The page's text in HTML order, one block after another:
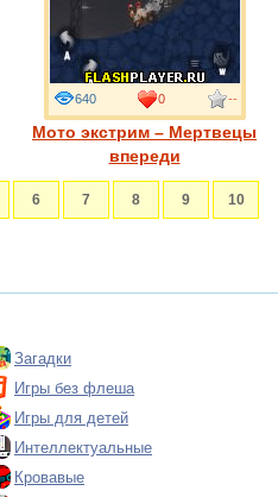
Мото экстрим – Мертвецы
впереди
640 0 --
6 7 8 9 10
Загадки
Игры без флеша
Игры для детей
Интеллектуальные
Кровавые